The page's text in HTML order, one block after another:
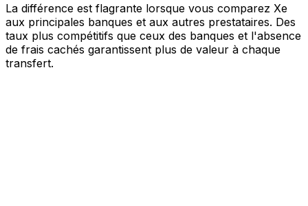
La différence est flagrante lorsque vous comparez Xe
aux principales banques et aux autres prestataires. Des
taux plus compétitifs que ceux des banques et l'absence
de frais cachés garantissent plus de valeur à chaque
transfert.